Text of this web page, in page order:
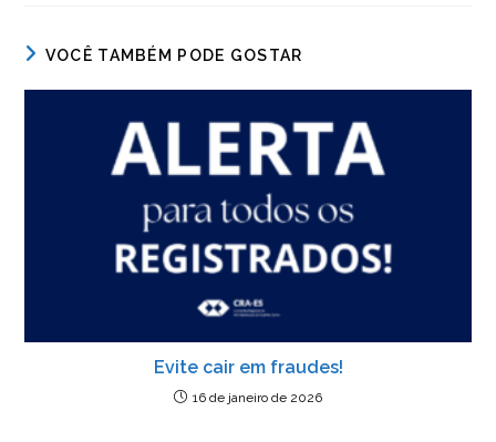
e
b
er e
dI
n
s
A
p
p
e
n
g
er
ri
e
n
dl
y
VOCÊ TAMBÉM PODE GOSTAR
Evite cair em fraudes!
16 de janeiro de 2026